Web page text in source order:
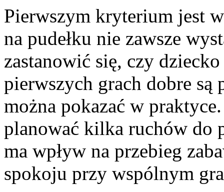
Pierwszym kryterium jest
na pudełku nie zawsze
zastanowić się, czy
pierwszych grach dobre
można pokazać w
planować kilka ruchów do
ma wpływ na przebieg
spokoju przy wspólnym